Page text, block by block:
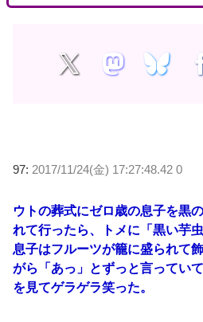
97: 2017/11/24(金) 17:27:48.42 0
ウトの葬式にゼロ歳の息子を黒
れて行ったら、トメに「黒い芋
息子はフルーツが籠に盛られて
がら「あっ」とずっと言ってい
を見てゲラゲラ笑った。